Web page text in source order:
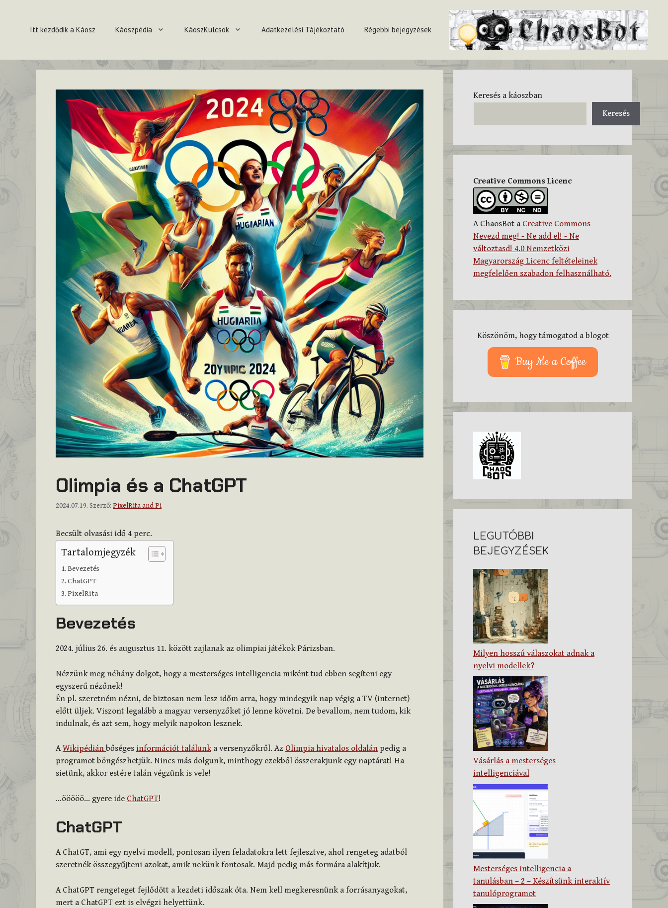
tartalombaItt kezdődik a Káosz Káoszpédia KáoszKulcsok Adatkezelési Tájékoztató Régebbi bejegyzések
Olimpia és a ChatGPT
2024.07.19. Szerző: PixelRita and Pi
Becsült olvasási idő 4 perc.
Tartalomjegyzék
Bevezetés
ChatGPT
PixelRita
Bevezetés
2024. július 26. és augusztus 11. között zajlanak az olimpiai játékok Párizsban.
Nézzünk meg néhány dolgot, hogy a mesterséges intelligencia miként tud ebben segíteni egy
egyszerű nézőnek!
Én pl. szeretném nézni, de biztosan nem lesz időm arra, hogy mindegyik nap végig a TV (internet)
előtt üljek. Viszont legalább a magyar versenyzőket jó lenne követni. De bevallom, nem tudom, kik
indulnak, és azt sem, hogy melyik napokon lesznek.
AWikipédián bőséges információt találunka versenyzőkről. Az Olimpia hivatalos oldalán pedig a
programot böngészhetjük. Nincs más dolgunk, minthogy ezekből összerakjunk egy naptárat! Ha
sietünk, akkor estére talán végzünk is vele!
…ööööö… gyere ide ChatGPT!
ChatGPT
A ChatGT, ami egy nyelvi modell, pontosan ilyen feladatokra lett fejlesztve, ahol rengeteg adatból
szeretnék összegyűjteni azokat, amik nekünk fontosak. Majd pedig más formára alakítjuk.
A ChatGPT rengeteget fejlődött a kezdeti időszak óta. Nem kell megkeresnünk a forrásanyagokat,
mert a ChatGPT ezt is elvégzi helyettünk.
Keresés a káoszban
Keresés
Creative Commons Licenc
A ChaosBot a Creative Commons
Nevezd meg! - Ne add el! - Ne
változtasd! 4.0 Nemzetközi
Magyarország Licenc feltételeinek
megfelelően szabadon felhasználható.
Köszönöm, hogy támogatod a blogot
Buy Me a Coffee
LEGUTÓBBI
BEJEGYZÉSEK
Milyen hosszú válaszokat adnak a
nyelvi modellek?
Vásárlás a mesterséges
intelligenciával
Mesterséges intelligencia a
tanulásban – 2 – Készítsünk interaktív
tanulóprogramot